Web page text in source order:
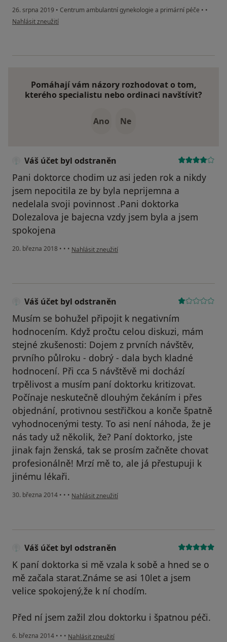
26. srpna 2019 • Centrum ambulantní gynekologie a primární péče • •
podle názoru uživatele Váš účet byl odstraněn
Nahlásit zneužití
Pomáhají vám názory rozhodovat o tom,
kterého specialistu nebo ordinaci navštívit?
Ano Ne
Váš účet byl odstraněn
Pani doktorce chodim uz asi jeden rok a nikdy
jsem nepocitila ze by byla neprijemna a
nedelala svoji povinnost .Pani doktorka
Dolezalova je bajecna vzdy jsem byla a jsem
spokojena
20. března 2018 • • • podle názoru uživatele Váš účet byl odstraněn
Nahlásit zneužití
Váš účet byl odstraněn
Musím se bohužel připojit k negativním
hodnocením. Když pročtu celou diskuzi, mám
stejné zkušenosti: Dojem z prvních návštěv,
prvního půlroku - dobrý - dala bych kladné
hodnocení. Při cca 5 návštěvě mi dochází
trpělivost a musím paní doktorku kritizovat.
Počínaje neskutečně dlouhým čekáním i přes
objednání, protivnou sestřičkou a konče špatně
vyhodnocenými testy. To asi není náhoda, že je
nás tady už několik, že? Paní doktorko, jste
jinak fajn ženská, tak se prosím začněte chovat
profesionálně! Mrzí mě to, ale já přestupuji k
jinému lékaři.
30. března 2014 • • • podle názoru uživatele Váš účet byl odstraněn
Nahlásit zneužití
Váš účet byl odstraněn
K paní doktorka si mě vzala k sobě a hned se o
mě začala starat.Známe se asi 10let a jsem
velice spokojený,že k ní chodím.
Před ní jsem zažil zlou doktorku i špatnou péči.
6. března 2014 • • • podle názoru uživatele Váš účet byl odstraněn
Nahlásit zneužití